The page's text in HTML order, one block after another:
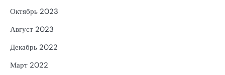
Октябрь 2023
Август 2023
Декабрь 2022
Март 2022